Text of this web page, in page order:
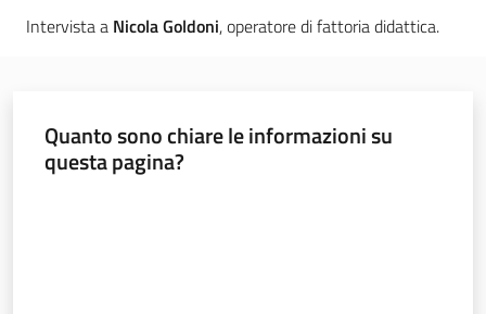
Intervista a Nicola Goldoni, operatore di fattoria didattica.
Quanto sono chiare le informazioni su
questa pagina?